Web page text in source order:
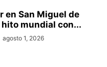
en San Miguel de
mundial con...
agosto 1, 2026